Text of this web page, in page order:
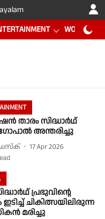
WORLD CUP
താരം സിദ്ധാർഥ്
അന്തരിച്ചു
17 Apr 2026
പ്രഭുവിന്റെ
ചികിത്സയിലിരുന്ന
മരിച്ചു